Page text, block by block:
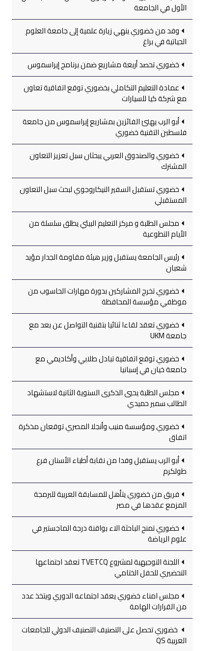
الأول في الجامعة
وفد من خضوري ينهي زيارة علمية إلى جامعة العلوم
الحياتية في براغ
خضوري تحصد أربعة مشاريع ضمن برنامج إيراسموس
عمادة التعليم التكاملي بخضوري توقع اتفاقية تعاون
مع شركة كيا للسيارات
أبو الرب يهنئ الفائزين بمشاريع إيراسموس من جامعة
فلسطين التقنية خضوري
خضوري والصندوق العربي يبحثان سبل تعزيز التعاون
المشترك
خضوري تستقبل السفير النيكاروجوي لبحث سبل التعاون
المستقبلي
مجلس الطلبة و مركز التعليم البيئي يطلق سلسلة من
الأيام التطوعية
رئيس الجامعة يستقبل وزير هيئة مقاومة الجدار مؤيد
شعبان
خضوري تخرج المشاركين بدورة مهارات الحاسوب من
موظفي مؤسسة المحافظة
خضوري تعقد لقاءا ثنائيا بتقنية التواصل عن بعد مع
جامعة UKM
خضوري توقع اتفاقية تبادل طلابي وأكاديمي مع
جامعة خيان في إسبانيا
مجلس الطلبة يحيي الذكرى السنوية الثانية لاستشهاد
الطالب سمير حميدي
خضوري ومؤسسة منيب وأنجلا المصري توقعان مذكرة
اتفاق
أبو الرب يستقبل وفدا من نقابة أطباء الأسنان فرع
طولكرم
فريق من خضوري يتأهل للمسابقة العربية للبرمجة
المزمع عقدها في مصر
خضوري تمنح الباحثة الاء بواقنة درجة الماجستير في
علوم الرياضة
اللجنة التوجيهية لمشروع TVETCQ تعقد اجتماعها
التحضيري للحفل الختامي
مجلس امناء خضوري يعقد اجتماعه الدوري ويتخذ عدد
من القرارات الهامة
خضوري تحصل على التصنيف التصنيف الدولي للجامعات
العربية QS